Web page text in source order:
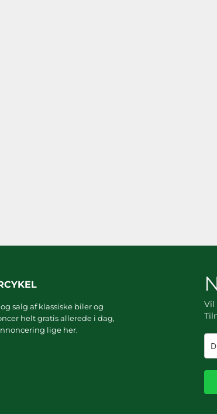
salg af klassiske biler og
helt gratis allerede i dag,
lige her.
Vil